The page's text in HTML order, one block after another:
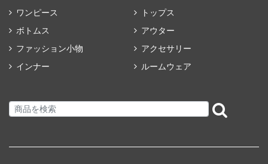
ワンピース
トップス
ボトムス
アウター
ファッション小物
アクセサリー
インナー
ルームウェア